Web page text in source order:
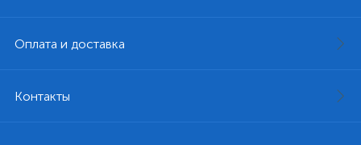
Оплата и доставка
Контакты